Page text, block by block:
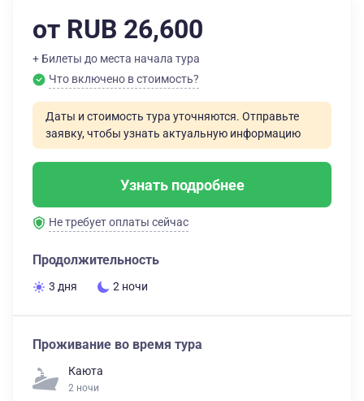
от RUB 26,600
+ Билеты до места начала тура
Что включено в стоимость?
Даты и стоимость тура уточняются. Отправьте
заявку, чтобы узнать актуальную информацию
Узнать подробнее
Не требует оплаты сейчас
Продолжительность
3 дня 2 ночи
Проживание во время тура
Каюта
2 ночи